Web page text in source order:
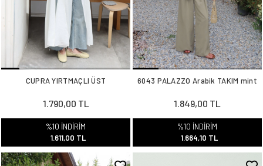
CUPRA YIRTMAÇLI ÜST
1.790,00 TL
%10 İNDİRİM
1.611,00 TL
6043 PALAZZO Arabik TAKIM mint
1.849,00 TL
%10 İNDİRİM
1.664,10 TL